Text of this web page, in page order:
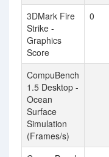
3DMark Fire
Strike -
Graphics
Score
0
CompuBench
1.5 Desktop -
Ocean
Surface
Simulation
(Frames/s)